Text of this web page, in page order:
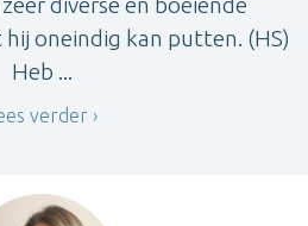
oneindig kan putten. (HS)
Heb ...
verder